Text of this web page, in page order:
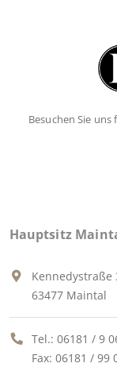
Besuchen Sie
Hauptsitz
Kennedystraße
63477 Maintal
Tel.: 06181 / 9
Fax: 06181 / 99